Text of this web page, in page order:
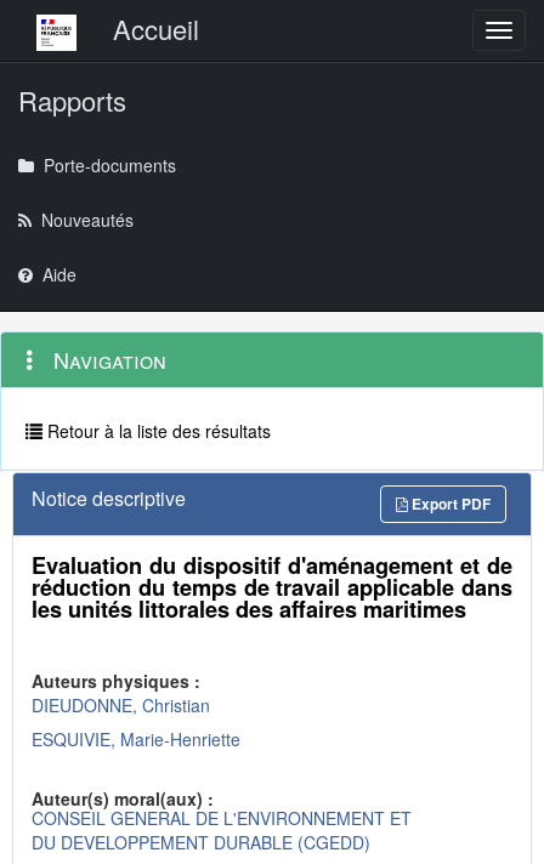
Menu principalAccueil
Rapports
Porte-documents
Nouveautés
Aide
Navigation
outils
Menu
contextuel
Navigation
Retour à la liste des résultats
Notice descriptive Export PDF
Evaluation du dispositif d'aménagement et de
réduction du temps de travail applicable dans
les unités littorales des affaires maritimes
Auteurs physiques :
DIEUDONNE, Christian
ESQUIVIE, Marie-Henriette
Auteur(s) moral(aux) :
CONSEIL GENERAL DE L'ENVIRONNEMENT ET
DU DEVELOPPEMENT DURABLE (CGEDD)